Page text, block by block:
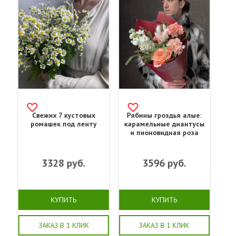
Свежих 7 кустовых
ромашек под ленту
3328 руб.
КУПИТЬ
ЗАКАЗ В 1 КЛИК
Рябины гроздья алые:
карамельные диантусы
и пионовидная роза
3596руб.
КУПИТЬ
ЗАКАЗ В 1 КЛИК